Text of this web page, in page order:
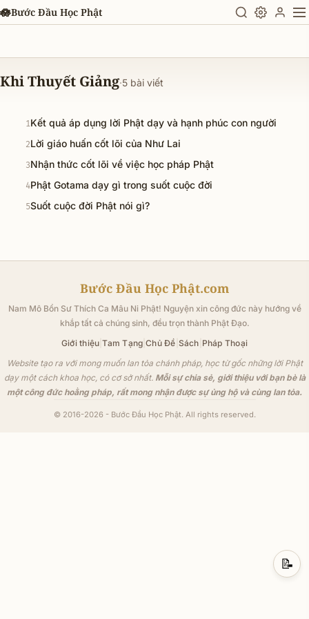
Chuyển đến nội dung chính
🪷Bước Đầu Học Phật
Khi Thuyết Giảng·5 bài viết
1Kết quả áp dụng lời Phật dạy và hạnh phúc con người
2Lời giáo huấn cốt lõi của Như Lai
3Nhận thức cốt lõi về việc học pháp Phật
4Phật Gotama dạy gì trong suốt cuộc đời
5Suốt cuộc đời Phật nói gì?
Bước Đầu Học Phật.com
Nam Mô Bổn Sư Thích Ca Mâu Ni Phật! Nguyện xin công đức này hướng về
khắp tất cả chúng sinh, đều trọn thành Phật Đạo.
Giới thiệu |Tam Tạng |Chủ Đề Sách Pháp Thoại
Website tạo ra với mong muốn lan tỏa chánh pháp, học từ gốc những lời Phật
dạy một cách khoa học, có cơ sở nhất. Mỗi sự chia sẻ, giới thiệu với bạn bè là
một công đức hoằng pháp, rất mong nhận được sự ủng hộ và cùng lan tỏa.
© 2016-2026 - Bước Đầu Học Phật. All rights reserved.
📝